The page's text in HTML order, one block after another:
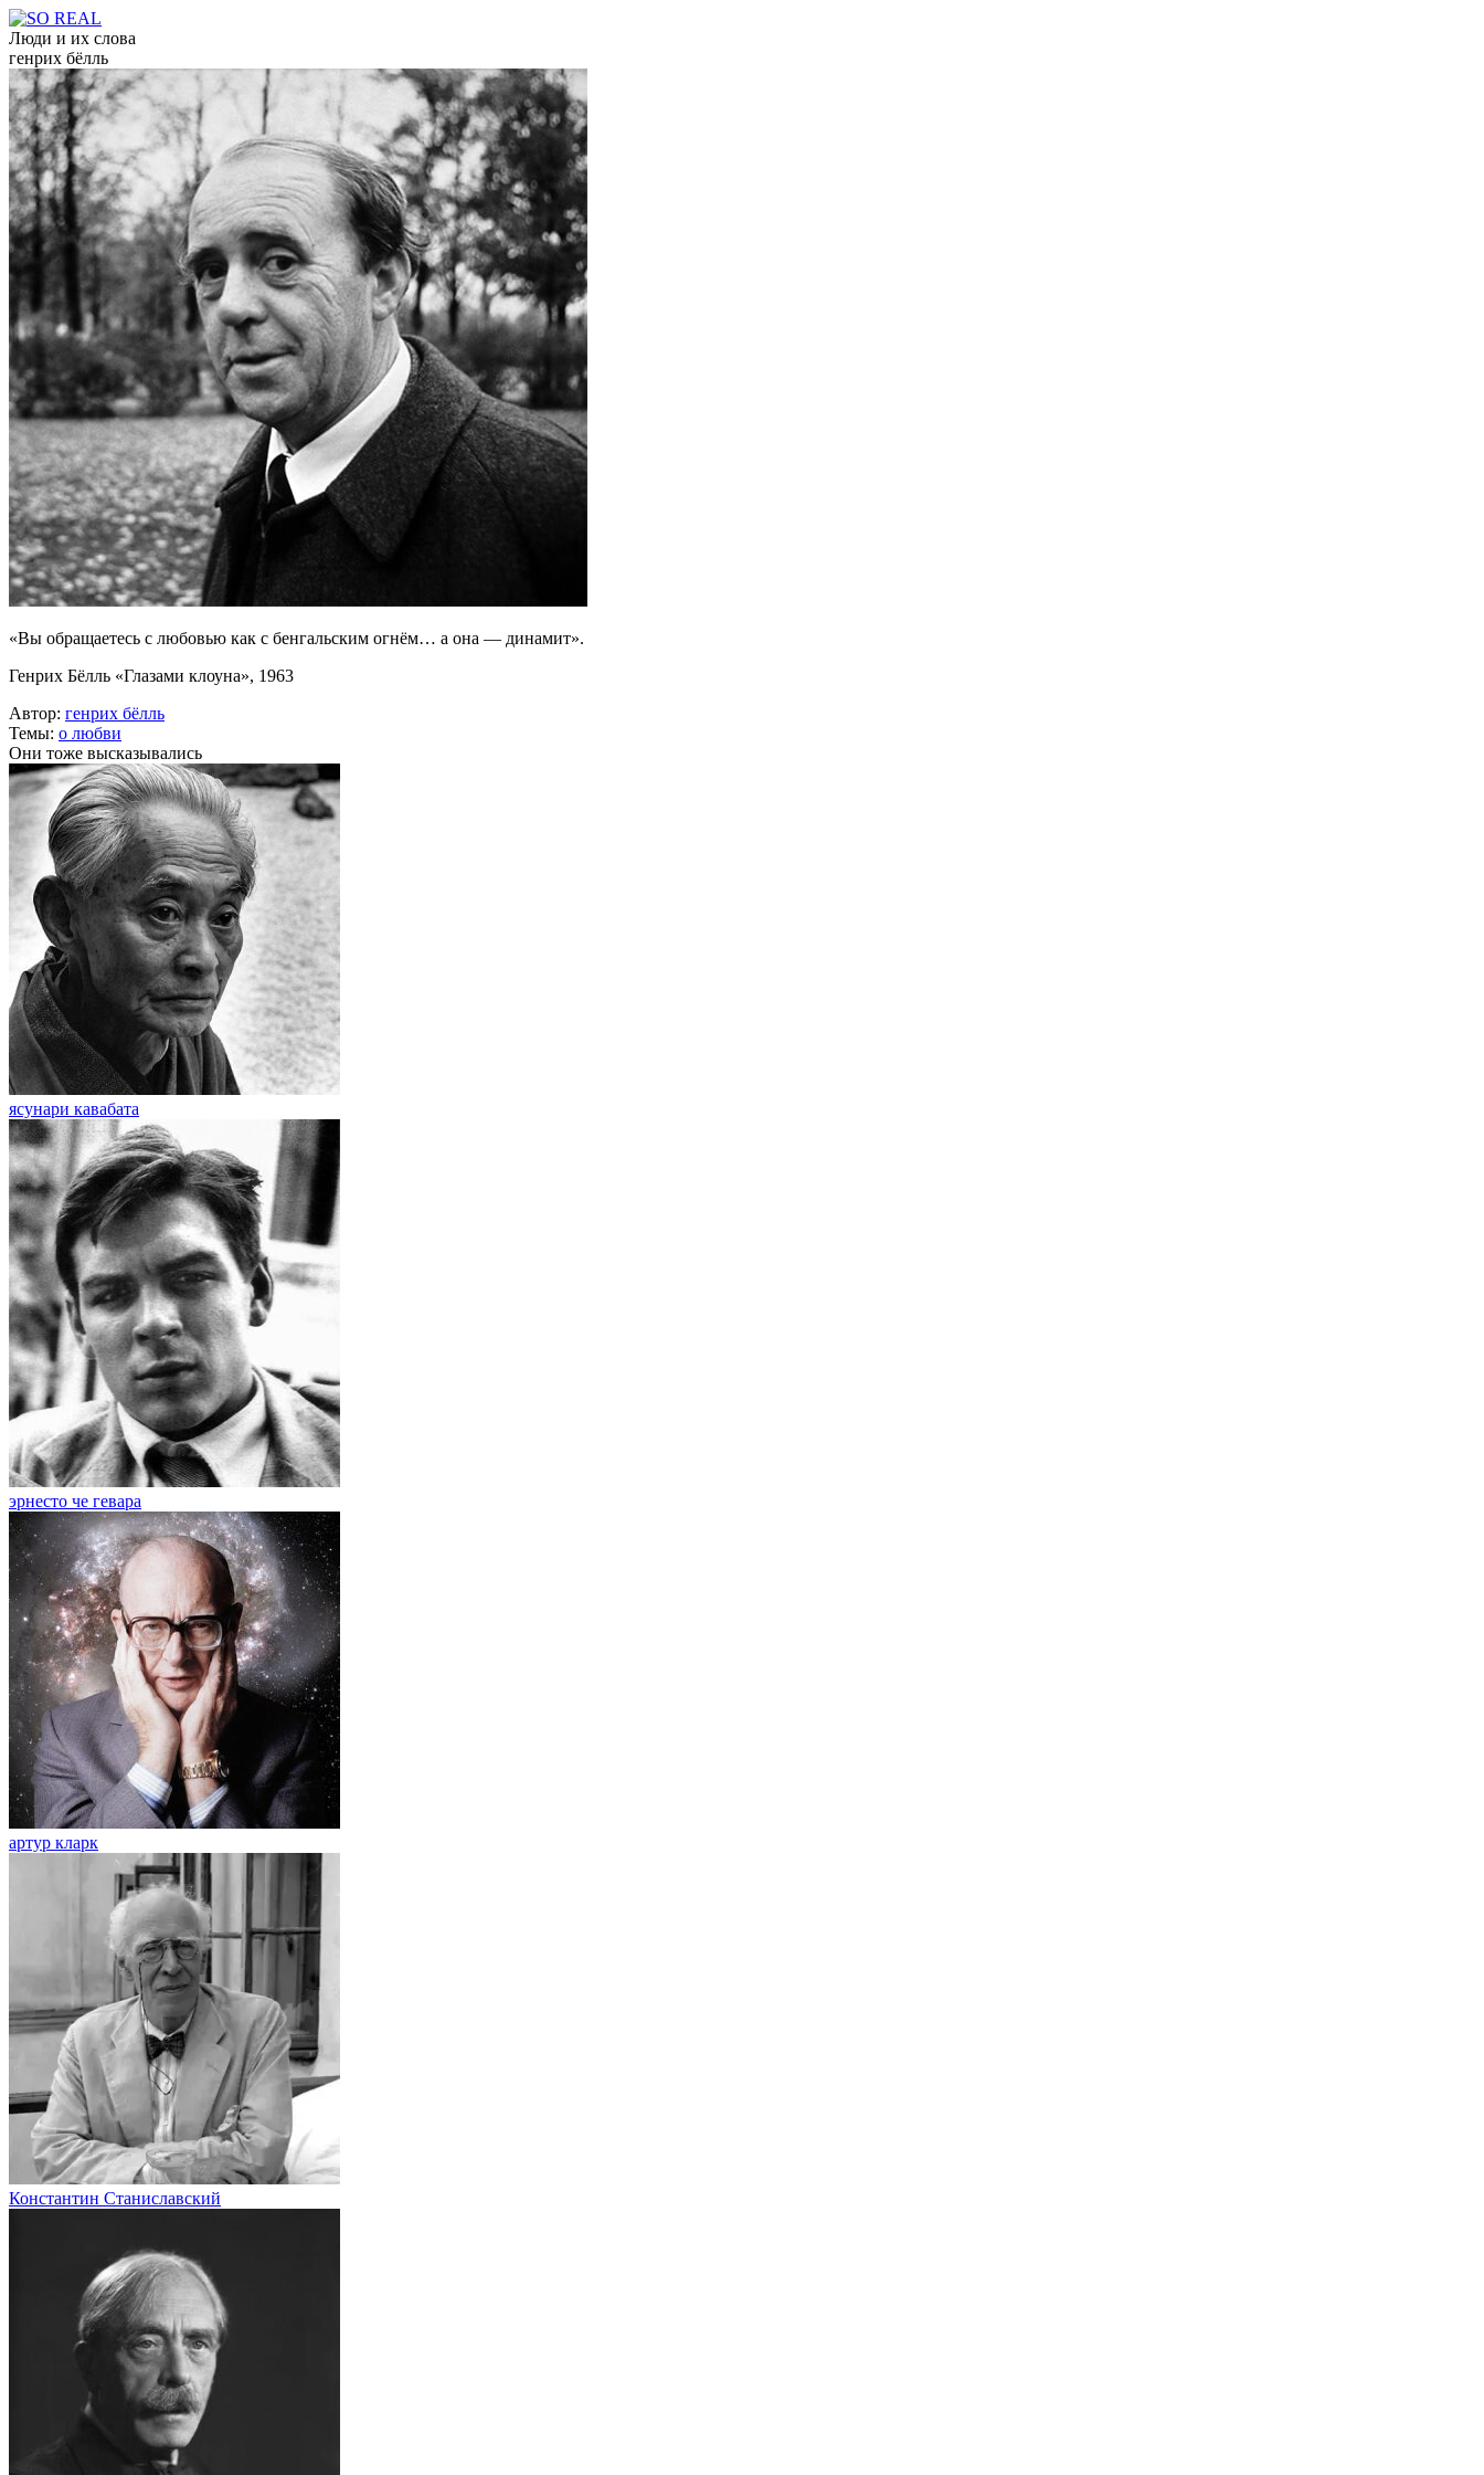
Люди и их слова
генрих бёлль
«Вы обращаетесь с любовью как с бенгальским огнём… а она — динамит».
Генрих Бёлль «Глазами клоуна», 1963
Автор: генрих бёлль
Темы: о любви
Они тоже высказывались
ясунари кавабата
эрнесто че гевара
артур кларк
Константин Станиславский